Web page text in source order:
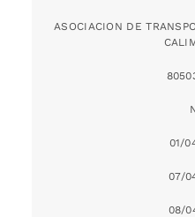
ASOCIACION DE
01/
07/
08/